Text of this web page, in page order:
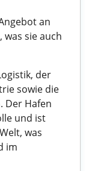
an
sie auch
der
sowie die
Der Hafen
und ist
was
im